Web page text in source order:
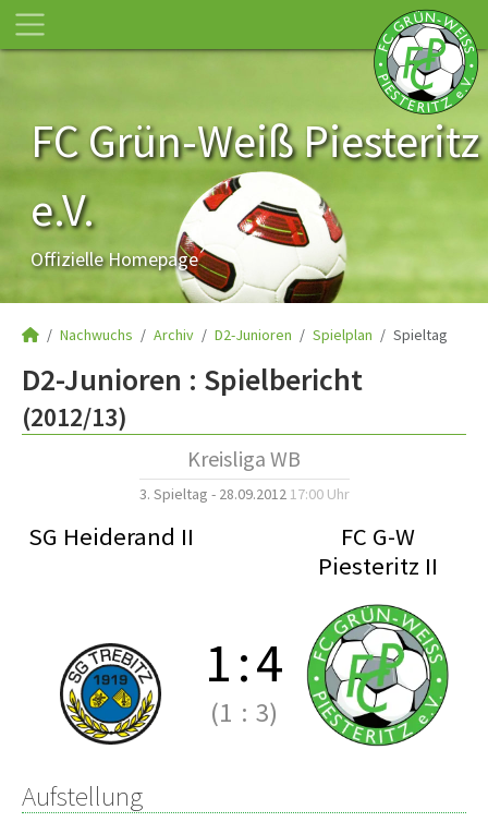
FC Grün-Weiß Piesteritz
e.V.
Offizielle Homepage
Nachwuchs Archiv D2-Junioren Spielplan Spieltag
D2-Junioren : Spielbericht
(2012/13)
Kreisliga WB
3. Spieltag - 28.09.2012 17:00 Uhr
SG Heiderand II
FC G-W
Piesteritz II
1:4
(1 : 3)
Aufstellung